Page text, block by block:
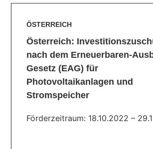
ÖSTERREICH
Österreich:
nach dem Erneuerbaren-
Gesetz (EAG) für
Photovoltaikanlagen und
Stromspeicher
Förderzeitraum: 18.10.2022 –